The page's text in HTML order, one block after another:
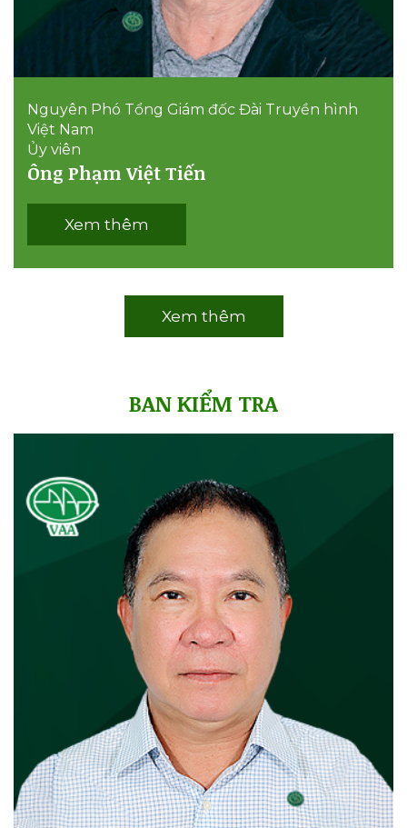
​Nguyên Phó Tổng Giám đốc Đài Truyền hình
Việt Nam
Ủy viên
Ông Phạm Việt Tiến
Xem thêm
Xem thêm
BAN KIỂM TRA